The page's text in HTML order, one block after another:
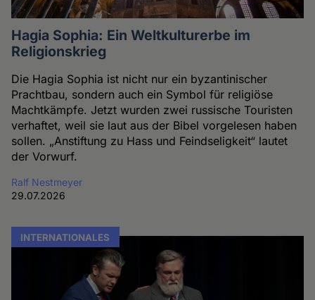
Hagia Sophia: Ein Weltkulturerbe im
Religionskrieg
Die Hagia Sophia ist nicht nur ein byzantinischer
Prachtbau, sondern auch ein Symbol für religiöse
Machtkämpfe. Jetzt wurden zwei russische Touristen
verhaftet, weil sie laut aus der Bibel vorgelesen haben
sollen. „Anstiftung zu Hass und Feindseligkeit“ lautet
der Vorwurf.
Ralf Nestmeyer
29.07.2026
INTERNATIONALES